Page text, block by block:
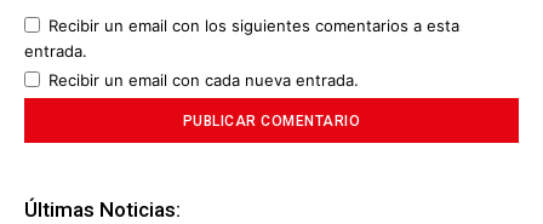
Recibir un email con los siguientes comentarios a esta
entrada.
Recibir un email con cada nueva entrada.
Últimas Noticias: